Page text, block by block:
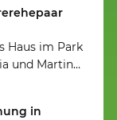
Haus im Park
und Martin…
in